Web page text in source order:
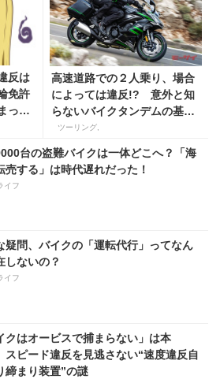
反は
免許
った
高速道路での２人乗り、場合
によっては違反!? 意外と知
らないバイクタンデムの基礎
知識
ツーリング,
台の盗難バイクは一体どこへ？「海
売する」は時代遅れだった！
イフ
疑問、バイクの「運転代行」ってなん
しないの？
イフ
クはオービスで捕まらない」は本
ピード違反を見逃さない“速度違反自
締まり装置”の謎